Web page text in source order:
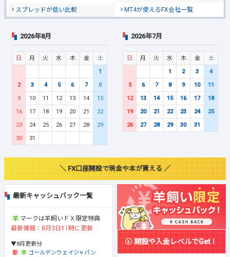
スプレッドが低い比較
MT4が使えるFX会社一覧
2026年8月
日 月 火 水 木 金
土
1
2
3 4 5 6 7
8
9
10 11 12 13 14
15
16
17 18 19 20 21
22
23
24 25 26 27 28
29
30
31
2026年7月
日 月 火 水 木 金
土
1
2 3
4
5
6 7 8 9 10
11
12
13 14 15 16 17
18
19
20 21 22 23 24
25
26
27 28 29 30 31
＼ FX口座開設で現金や本が貰える ／
最新キャッシュバック一覧
マークは羊飼いＦＸ限定特典
最新情報：8月3日11時に更新
▼8月更新分
ゴールデンウェイジャパン
開設や入金レベルでGet！